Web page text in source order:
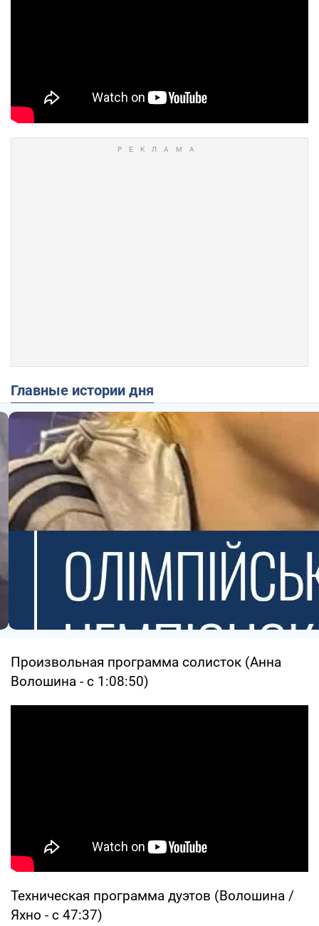
Главные истории дня
Произвольная программа солисток (Анна
Волошина - с 1:08:50)
Техническая программа дуэтов (Волошина /
Яхно - с 47:37)